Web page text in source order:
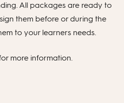
All packages are ready to
them before or during the
to your learners needs.
more information.